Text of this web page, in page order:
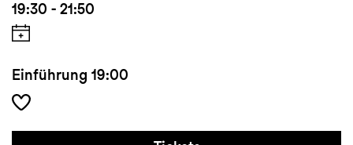
19:30 - 21:50
Einführung 19:00